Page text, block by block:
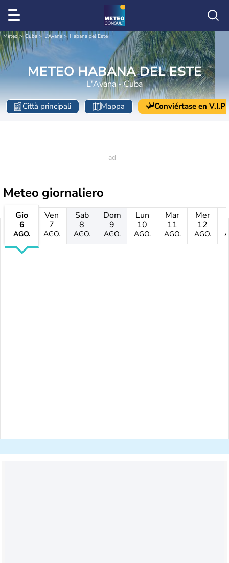
Meteo Cuba L'Avana Habana del Este
METEO HABANA DEL ESTE
L'Avana - Cuba
Città principali Mappa Conviértase en V.I.P
Meteo giornaliero
Gio
6
AGO.
Ven
7
AGO.
Sab
8
AGO.
Dom
9
AGO.
Lun
10
AGO.
Mar
11
AGO.
Mer
12
AGO.